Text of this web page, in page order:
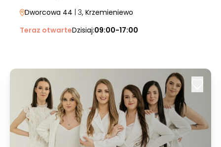
Dworcowa 44 | 3, Krzemieniewo
Teraz otwarteDzisiaj:09:00-17:00